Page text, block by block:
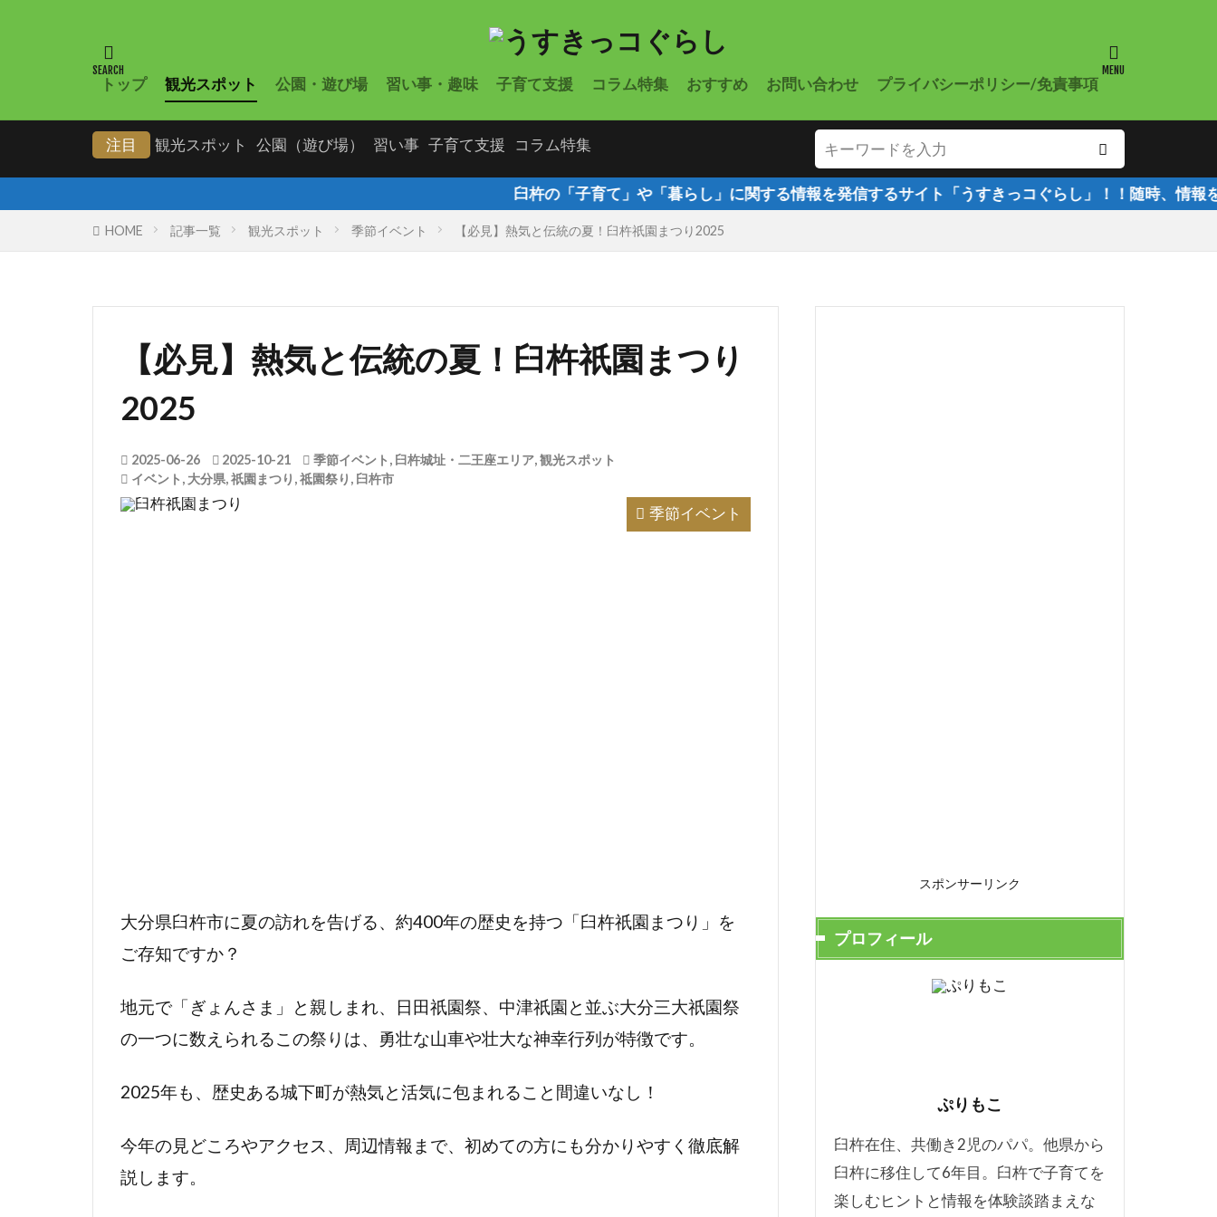
トップ 観光スポット 公園・遊び場 習い事・趣味 子育て支援 コラム特集 おすすめ お問い合わせ プライバシーポリシー/免責事項
注目 観光スポット 公園（遊び場） 習い事 子育て支援 コラム特集
臼杵の「子育て」や「暮らし」に関する情報を発信するサイト「うすきっコぐらし」！！随時、情報を更新していきます！
HOME 記事一覧 観光スポット 季節イベント 【必見】熱気と伝統の夏！臼杵祇園まつり2025
【必見】熱気と伝統の夏！臼杵祇園まつり
2025
2025-06-26 2025-10-21 季節イベント , 臼杵城址・二王座エリア,観光スポット
イベント , 大分県,祇園まつり ,祗園祭り , 臼杵市
季節イベント
大分県臼杵市に夏の訪れを告げる、約400年の歴史を持つ「臼杵祇園まつり」を
ご存知ですか？
地元で「ぎょんさま」と親しまれ、日田祇園祭、中津祇園と並ぶ大分三大祇園祭
の一つに数えられるこの祭りは、勇壮な山車や壮大な神幸行列が特徴です。
2025年も、歴史ある城下町が熱気と活気に包まれること間違いなし！
今年の見どころやアクセス、周辺情報まで、初めての方にも分かりやすく徹底解
説します。
スポンサーリンク
プロフィール
ぷりもこ
臼杵在住、共働き2児のパパ。他県から
臼杵に移住して6年目。臼杵で子育てを
楽しむヒントと情報を体験談踏まえな